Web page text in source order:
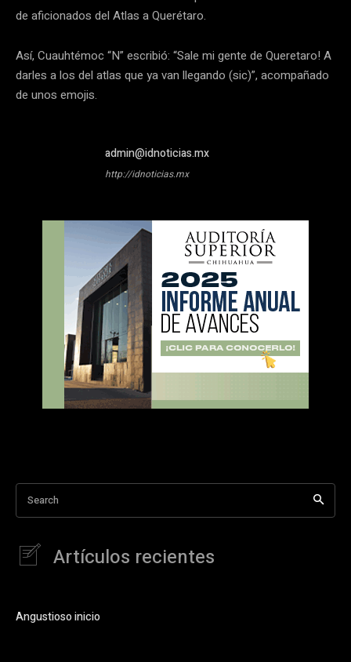
de aficionados del Atlas a Querétaro.
Así, Cuauhtémoc “N” escribió: “Sale mi gente de Queretaro! A
darles a los del atlas que ya van llegando (sic)”, acompañado
de unos emojis.
admin@idnoticias.mx
http://idnoticias.mx
Search
Artículos recientes
Angustioso inicio